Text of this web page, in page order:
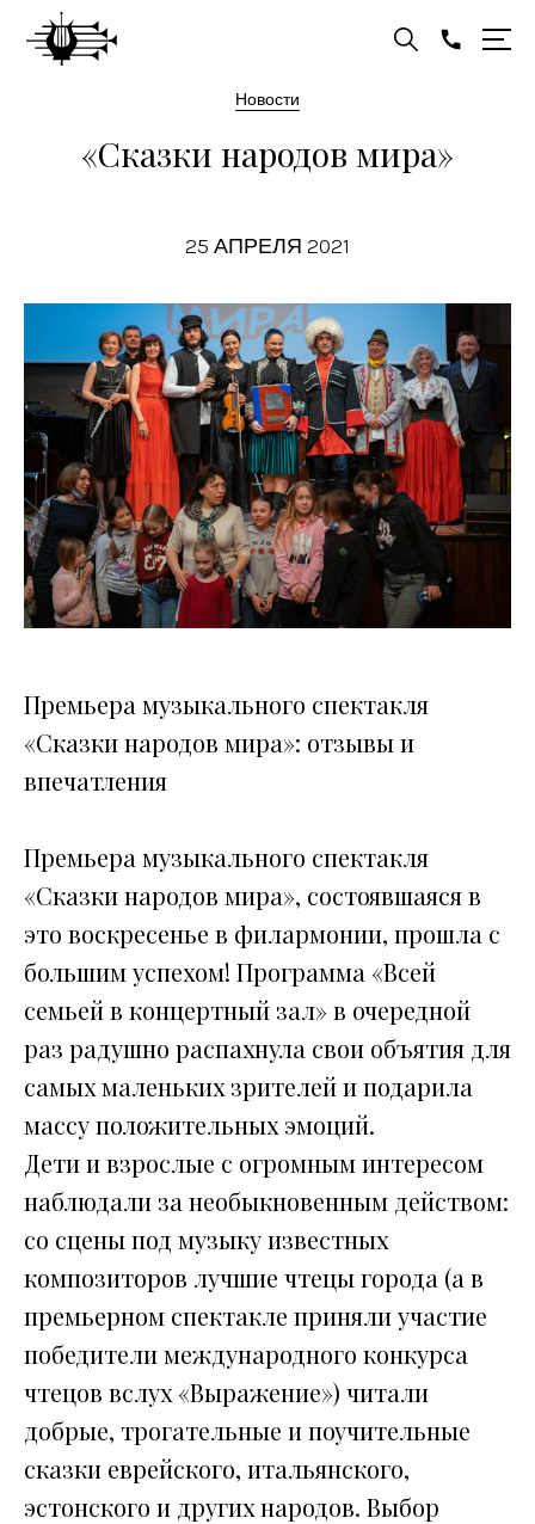
Новости
«Сказки народов мира»
25 АПРЕЛЯ 2021
Премьера музыкального спектакля
«Сказки народов мира»: отзывы и
впечатления
Премьера музыкального спектакля
«Сказки народов мира», состоявшаяся в
это воскресенье в филармонии, прошла с
большим успехом! Программа «Всей
семьей в концертный зал» в очередной
раз радушно распахнула свои объятия для
самых маленьких зрителей и подарила
массу положительных эмоций.
Дети и взрослые с огромным интересом
наблюдали за необыкновенным действом:
со сцены под музыку известных
композиторов лучшие чтецы города (а в
премьерном спектакле приняли участие
победители международного конкурса
чтецов вслух «Выражение») читали
добрые, трогательные и поучительные
сказки еврейского, итальянского,
эстонского и других народов. Выбор